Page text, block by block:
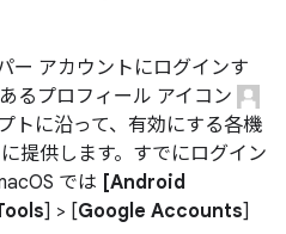
ー アカウントにログインす
るプロフィール アイコン
トに沿って、有効にする各機
提供します。すでにログイン
では [Android
] > [Google Accounts]